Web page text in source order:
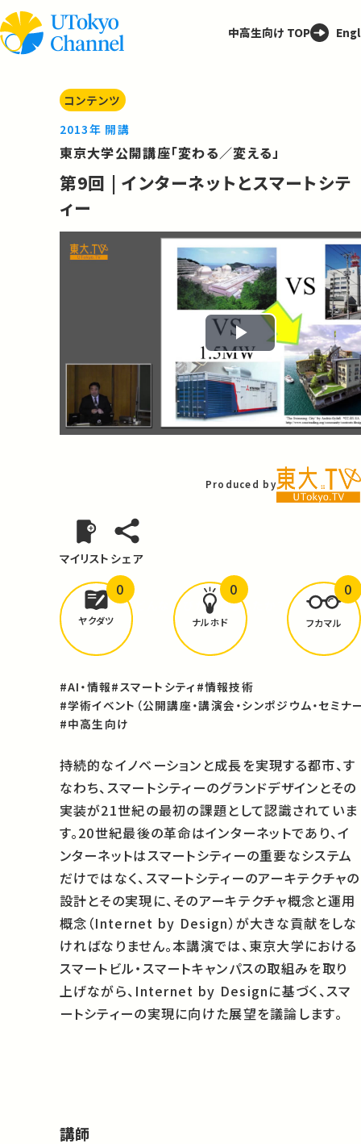
中高生向け TOP
コンテンツ
2013年 開講
東京大学公開講座「変わる／変える」
第9回 | インターネットとスマートシテ
ィー
Play
Video
Produced by
マイリスト シェア
どんな学びがありましたか？
ヤクダツ
0
ナルホド
0
フカマル
0
#AI・情報#スマートシティ #情報技術
#学術イベント（公開講座・講演会・シンポジウム・セミナ
#中高生向け
持続的なイノベーションと成長を実現する都市、す
なわち、スマートシティーのグランドデザインとその
実装が21世紀の最初の課題として認識されていま
す。20世紀最後の革命はインターネットであり、イ
ンターネットはスマートシティーの重要なシステム
だけではなく、スマートシティーのアーキテクチャの
設計とその実現に、そのアーキテクチャ概念と運用
概念（Internet by Design）が大きな貢献をしな
ければなりません。本講演では、東京大学における
スマートビル・スマートキャンパスの取組みを取り
上げながら、Internet by Designに基づく、スマ
ートシティーの実現に向けた展望を議論します。
講師